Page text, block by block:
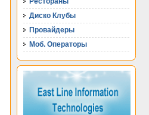
Диско Клубы
Провайдеры
Моб. Операторы